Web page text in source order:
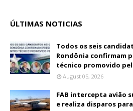
ÚLTIMAS NOTICIAS
Todos os seis
Rondônia confirmam
técnico promovido
August 05, 2026
FAB intercepta avião
e realiza disparos